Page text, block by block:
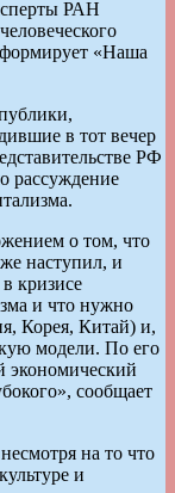
РАН
«Наша
в тот вечер
РФ
рассуждение
о том, что
наступил, и
кризисе
и что нужно
Корея, Китай) и,
модели. По его
экономический
сообщает
на то что
и